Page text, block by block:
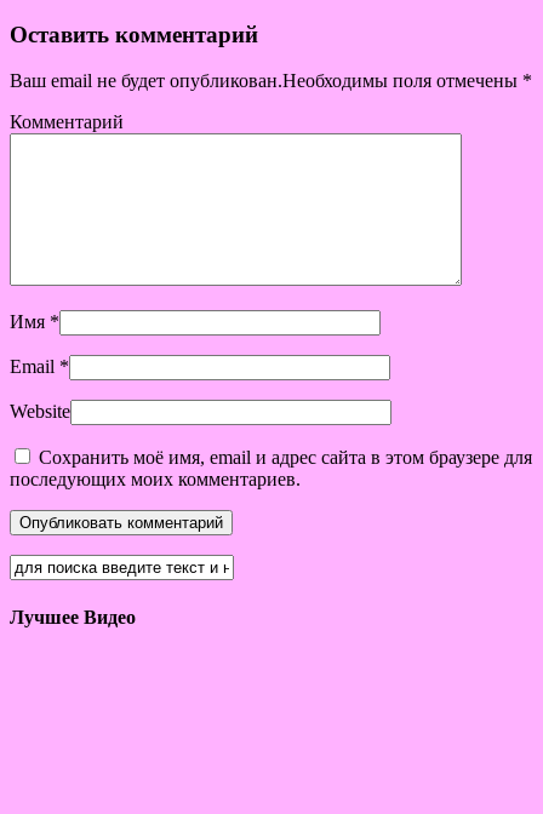
Оставить комментарий
Ваш email не будет опубликован.Необходимы поля отмечены *
Комментарий
Имя *
Email *
Website
Сохранить моё имя, email и адрес сайта в этом браузере для
последующих моих комментариев.
Лучшее Видео